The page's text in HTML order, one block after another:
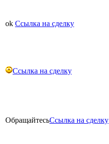
ok Ссылка на сделку
Ссылка на сделку
ОбращайтесьСсылка на сделку